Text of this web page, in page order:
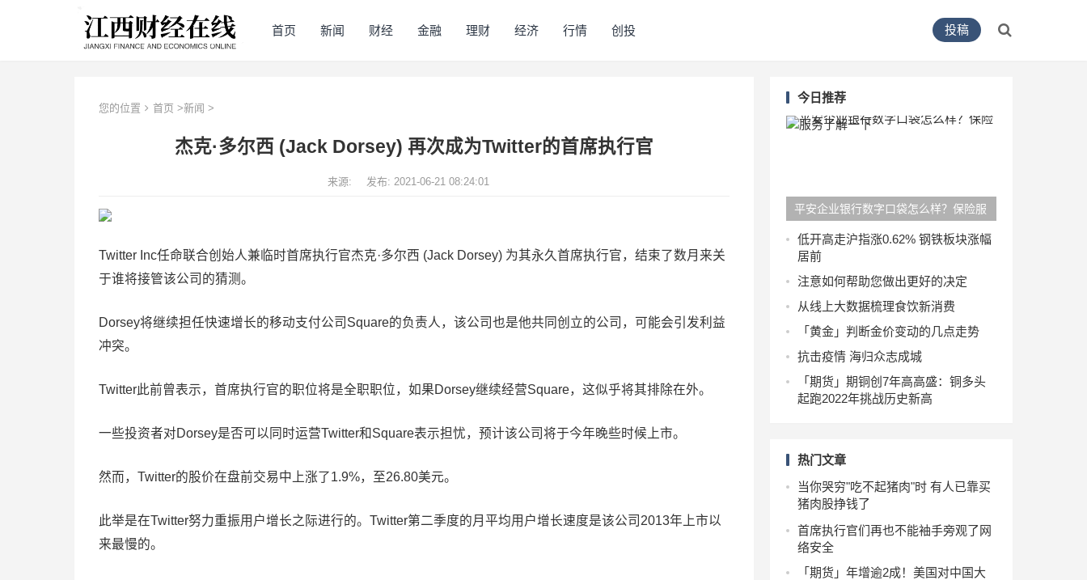
首页 新闻 财经 金融 理财 经济 行情 创投 投稿
您的位置 首页 >新闻 >
杰克·多尔西 (Jack Dorsey) 再次成为Twitter的首席执行官
来源: 发布: 2021-06-21 08:24:01
Twitter Inc任命联合创始人兼临时首席执行官杰克·多尔西 (Jack Dorsey) 为其永久首席执行官，结束了数月来关
于谁将接管该公司的猜测。
Dorsey将继续担任快速增长的移动支付公司Square的负责人，该公司也是他共同创立的公司，可能会引发利益
冲突。
Twitter此前曾表示，首席执行官的职位将是全职职位，如果Dorsey继续经营Square，这似乎将其排除在外。
一些投资者对Dorsey是否可以同时运营Twitter和Square表示担忧，预计该公司将于今年晚些时候上市。
然而，Twitter的股价在盘前交易中上涨了1.9%，至26.80美元。
此举是在Twitter努力重振用户增长之际进行的。Twitter第二季度的月平均用户增长速度是该公司2013年上市以
来最慢的。
今日推荐
平安企业银行数字口袋怎么样？保险服
务了解一下
低开高走沪指涨0.62% 钢铁板块涨幅
居前
注意如何帮助您做出更好的决定
从线上大数据梳理食饮新消费
「黄金」判断金价变动的几点走势
抗击疫情 海归众志成城
「期货」期铜创7年高高盛：铜多头
起跑2022年挑战历史新高
热门文章
当你哭穷"吃不起猪肉"时 有人已靠买
猪肉股挣钱了
首席执行官们再也不能袖手旁观了网
络安全
「期货」年增逾2成！美国对中国大